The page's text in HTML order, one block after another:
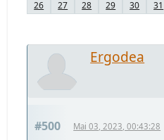
26
27 28 29 30 31
Ergodea
#500 Mai 03, 2023, 00:43:28